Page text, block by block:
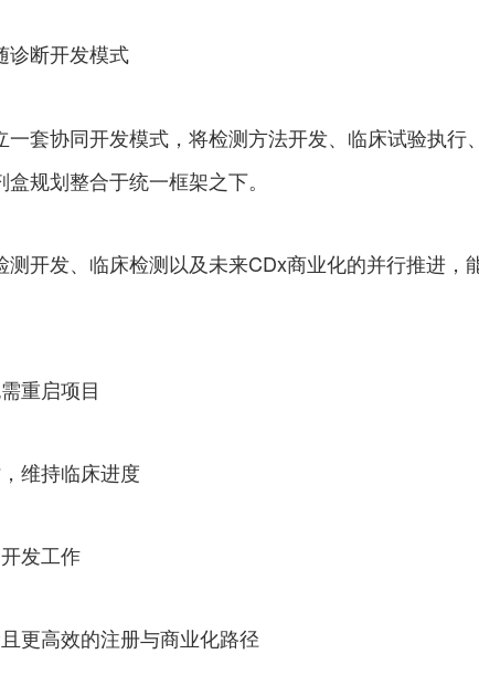
诊断开发模式
一套协同开发模式，将检测方法开发、临床试验执行
规划整合于统一框架之下。
开发、临床检测以及未来CDx商业化的并行推进，
重启项目
维持临床进度
发工作
更高效的注册与商业化路径